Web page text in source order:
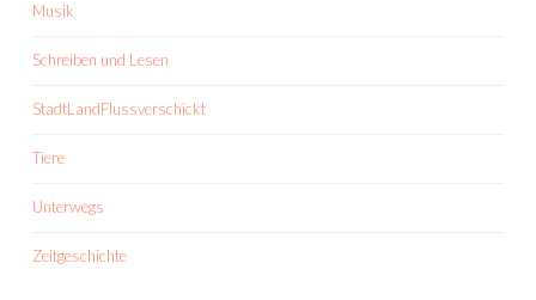
Musik
Schreiben und Lesen
StadtLandFlussverschickt
Tiere
Unterwegs
Zeitgeschichte